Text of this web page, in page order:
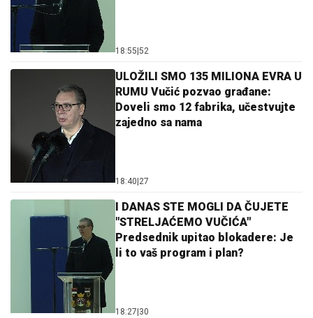
18:55 52
ULOŽILI SMO 135 MILIONA EVRA U
RUMU Vučić pozvao građane:
Doveli smo 12 fabrika, učestvujte
zajedno sa nama
18:40 27
I DANAS STE MOGLI DA ČUJETE
"STRELJAĆEMO VUČIĆA"
Predsednik upitao blokadere: Je
li to vaš program i plan?
18:27 30